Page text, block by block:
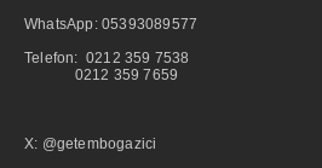
WhatsApp: 05393089577
Telefon: 0212 359 7538
0212 359 7659
X: @getembogazici